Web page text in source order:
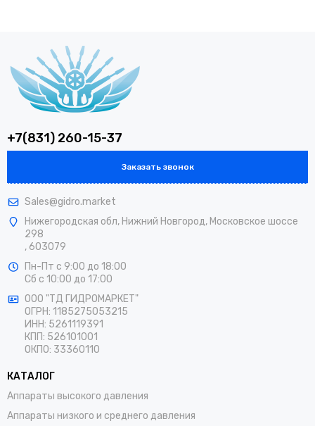
+7(831) 260-15-37
Заказать звонок
Sales@gidro.market
Нижегородская обл, Нижний Новгород, Московское шоссе
298
, 603079
Пн-Пт с 9:00 до 18:00
Сб с 10:00 до 17:00
ООО "ТД ГИДРОМАРКЕТ"
ОГРН: 1185275053215
ИНН: 5261119391
КПП: 526101001
ОКПО: 33360110
КАТАЛОГ
Аппараты высокого давления
Аппараты низкого и среднего давления